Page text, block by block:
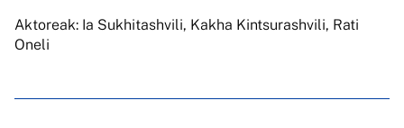
Aktoreak: Ia Sukhitashvili, Kakha Kintsurashvili, Rati
Oneli